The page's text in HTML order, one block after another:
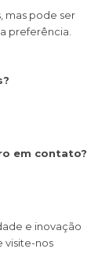
mas pode ser
preferência.
em contato?
e inovação
visite-nos